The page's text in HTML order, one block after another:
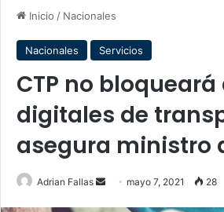
Inicio / Nacionales
Nacionales Servicios
CTP no
digitales de
asegura ministro
Adrian Fallas
Send mayo 7, 2021 28